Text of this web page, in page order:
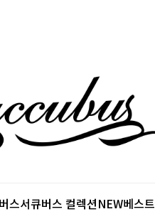
스서큐버스 컬렉션NEW베스트